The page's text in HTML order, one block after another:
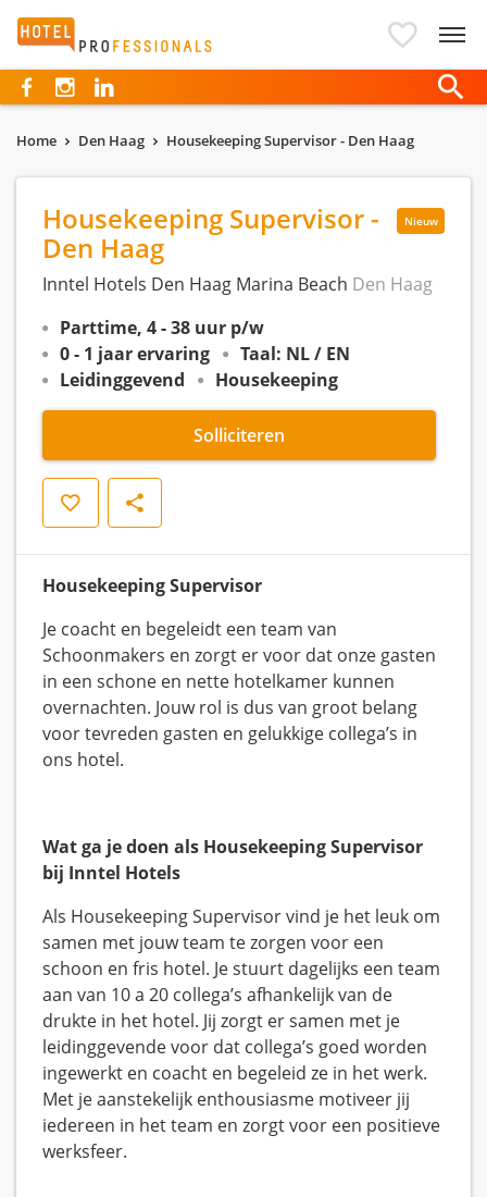
Hotelprofessionals
Home Den Haag Housekeeping Supervisor - Den Haag
Nieuw
Housekeeping Supervisor -
Den Haag
Inntel Hotels Den Haag Marina Beach Den Haag
Parttime, 4 - 38 uur p/w
0 - 1 jaar ervaring
Taal: NL / EN
Leidinggevend
Housekeeping
Solliciteren
Opslaan Delen
Housekeeping Supervisor
Je coacht en begeleidt een team van
Schoonmakers en zorgt er voor dat onze gasten
in een schone en nette hotelkamer kunnen
overnachten. Jouw rol is dus van groot belang
voor tevreden gasten en gelukkige collega’s in
ons hotel.
Wat ga je doen als Housekeeping Supervisor
bij Inntel Hotels
Als Housekeeping Supervisor vind je het leuk om
samen met jouw team te zorgen voor een
schoon en fris hotel. Je stuurt dagelijks een team
aan van 10 a 20 collega’s afhankelijk van de
drukte in het hotel. Jij zorgt er samen met je
leidinggevende voor dat collega’s goed worden
ingewerkt en coacht en begeleid ze in het werk.
Met je aanstekelijk enthousiasme motiveer jij
iedereen in het team en zorgt voor een positieve
werksfeer.